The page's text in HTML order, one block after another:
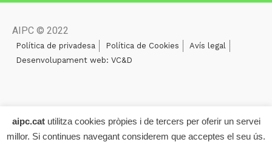
AIPC © 2022
Política de privadesa Política de Cookies
Avís legal
Desenvolupament web: VC&D
aipc.catutilitza cookies pròpies i de tercers per oferir un servei
millor. Si continues navegant considerem que acceptes el seu ús.